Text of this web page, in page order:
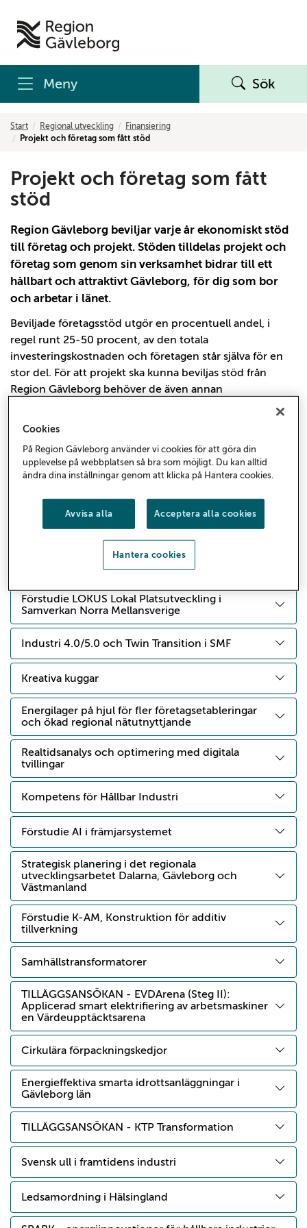
Meny Sök
Start Regional utveckling
Finansiering
Projekt och företag som fått stöd
Projekt och företag som fått
stöd
Region Gävleborg beviljar varje år ekonomiskt stöd
till företag och projekt. Stöden tilldelas projekt och
företag som genom sin verksamhet bidrar till ett
hållbart och attraktivt Gävleborg, för dig som bor
och arbetar i länet.
Beviljade företagsstöd utgör en procentuell andel, i
regel runt 25-50 procent, av den totala
investeringskostnaden och företagen står själva för en
stor del. För att projekt ska kunna beviljas stöd från
Region Gävleborg behöver de även annan
Anslag 1:1
Implementering av Arbetsmarknadskunskap i
Förstudie LOKUS Lokal Platsutveckling i
Samverkan Norra Mellansverige
Industri 4.0/5.0 och Twin Transition i SMF
Kreativa kuggar
Energilager på hjul för fler företagsetableringar
och ökad regional nätutnyttjande
Realtidsanalys och optimering med digitala
tvillingar
Kompetens för Hållbar Industri
Förstudie AI i främjarsystemet
Strategisk planering i det regionala
utvecklingsarbetet Dalarna, Gävleborg och
Västmanland
Förstudie K-AM, Konstruktion för additiv
tillverkning
Samhällstransformatorer
TILLÄGGSANSÖKAN - EVDArena (Steg II):
Applicerad smart elektrifiering av arbetsmaskiner
en Värdeupptäcktsarena
Cirkulära förpackningskedjor
Energieffektiva smarta idrottsanläggningar i
Gävleborg län
TILLÄGGSANSÖKAN - KTP Transformation
Svensk ull i framtidens industri
Ledsamordning i Hälsingland
Cookies
På Region Gävleborg använder vi cookies för att göra din
upplevelse på webbplatsen så bra som möjligt. Du kan alltid
ändra dina inställningar genom att klicka på Hantera cookies.
Avvisa alla Acceptera alla cookies
Hantera cookies